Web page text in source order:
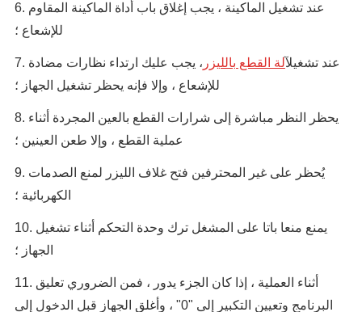
6. عند تشغيل الماكينة ، يجب إغلاق باب أداة الماكينة المقاوم
للإشعاع ؛
7. عند تشغيلآلة القطع بالليزر ، يجب عليك ارتداء نظارات مضادة
للإشعاع ، وإلا فإنه يحظر تشغيل الجهاز ؛
8. يحظر النظر مباشرة إلى شرارات القطع بالعين المجردة أثناء
عملية القطع ، وإلا طعن العينين ؛
9. يُحظر على غير المحترفين فتح غلاف الليزر لمنع الصدمات
الكهربائية ؛
10. يمنع منعا باتا على المشغل ترك وحدة التحكم أثناء تشغيل
الجهاز ؛
11. أثناء العملية ، إذا كان الجزء يدور ، فمن الضروري تعليق
البرنامج وتعيين التكبير إلى "0" ، وأغلق الجهاز قبل الدخول إلى